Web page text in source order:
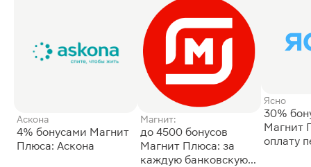
Аскона
4% бонусами Магнит
Плюса: Аскона
Магнит:
до 4500 бонусов
Магнит Плюса: за
каждую банковскую
Ясно
30%
Магнит
оплату